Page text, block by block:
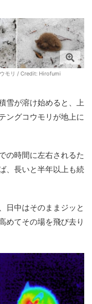
モリ / Credit: Hirofumi
雪が溶け始めると、上
ングコウモリが地上に
の時間に左右されるた
、長いと半年以上も続
日中はそのままジッと
めてその場を飛び去り